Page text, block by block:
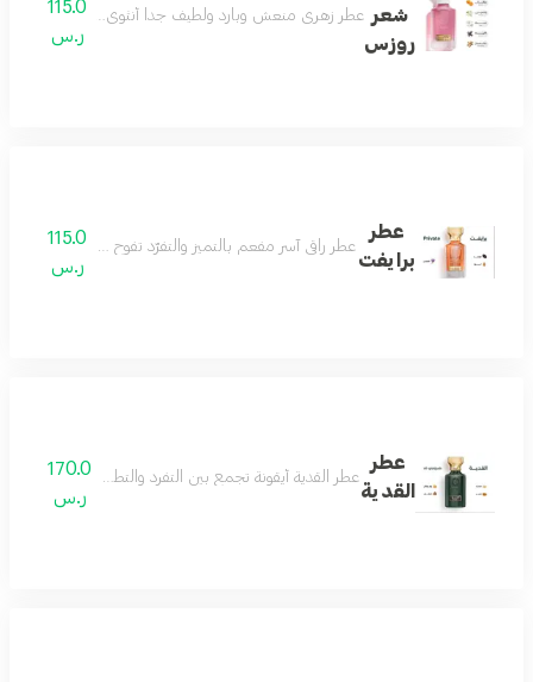
شعر
روزس
عطر زهري منعش وبارد ولطيف جداً أنثوي بامتياز عطر
115.0
ر.س
عطر
برايفت
عطر راقي آسر مفعم بالتميز والتفرّد تفوح منه رائحة
115.0
ر.س
عطر
القدية
عطر القدية أيقونة تجمع بين التفرد والتطور والجمال
170.0
ر.س